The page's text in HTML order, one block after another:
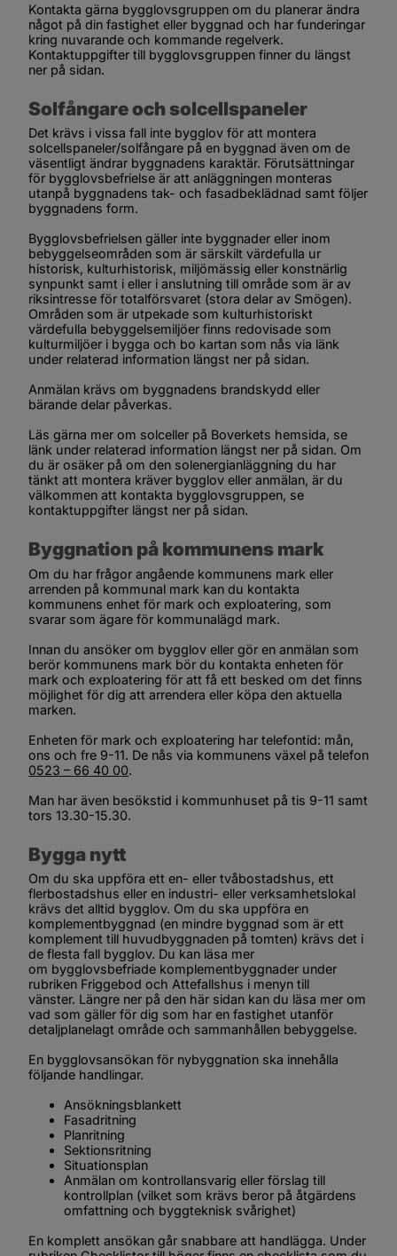
Kontakta gärna bygglovsgruppen om du planerar ändra
något på din fastighet eller byggnad och har funderingar
kring nuvarande och kommande regelverk.
Kontaktuppgifter till bygglovsgruppen finner du längst
ner på sidan.
Solfångare och solcellspaneler
Det krävs i vissa fall inte bygglov för att montera
solcellspaneler/solfångare på en byggnad även om de
väsentligt ändrar byggnadens karaktär. Förutsättningar
för bygglovsbefrielse är att anläggningen monteras
utanpå byggnadens tak- och fasadbeklädnad samt följer
byggnadens form.
Bygglovsbefrielsen gäller inte byggnader eller inom
bebyggelseområden som är särskilt värdefulla ur
historisk, kulturhistorisk, miljömässig eller konstnärlig
synpunkt samt i eller i anslutning till område som är av
riksintresse för totalförsvaret (stora delar av Smögen).
Områden som är utpekade som kulturhistoriskt
kulturmiljöer i bygga och bo kartan som nås via länk
under relaterad information längst ner på sidan.
Anmälan krävs om byggnadens brandskydd eller
bärande delar påverkas.
Läs gärna mer om solceller på Boverkets hemsida, se
länk under relaterad information längst ner på sidan. Om
du är osäker på om den solenergianläggning du har
tänkt att montera kräver bygglov eller anmälan, är du
välkommen att kontakta bygglovsgruppen, se
kontaktuppgifter längst ner på sidan.
Byggnation på kommunens mark
Om du har frågor angående kommunens mark eller
arrenden på kommunal mark kan du kontakta
kommunens enhet för mark och exploatering, som
svarar som ägare för kommunalägd mark.
Innan du ansöker om bygglov eller gör en anmälan som
berör kommunens mark bör du kontakta enheten för
mark och exploatering för att få ett besked om det finns
möjlighet för dig att arrendera eller köpa den aktuella
marken.
Enheten för mark och exploatering har telefontid: mån,
0523 – 66 40 00.
Man har även besökstid i kommunhuset på tis 9-11 samt
tors 13.30-15.30.
Bygga nytt
Om du ska uppföra ett en- eller tvåbostadshus, ett
flerbostadshus eller en industri- eller verksamhetslokal
krävs det alltid bygglov. Om du ska uppföra en
komplementbyggnad (en mindre byggnad som är ett
komplement till huvudbyggnaden på tomten) krävs det i
de flesta fall bygglov. Du kan läsa mer
om bygglovsbefriade komplementbyggnader under
rubriken Friggebod och Attefallshus i menyn till
vänster. Längre ner på den här sidan kan du läsa mer om
vad som gäller för dig som har en fastighet utanför
detaljplanelagt område och sammanhållen bebyggelse.
En bygglovsansökan för nybyggnation ska innehålla
följande handlingar.
Ansökningsblankett
Fasadritning
Planritning
Sektionsritning
Situationsplan
Anmälan om kontrollansvarig eller förslag till
kontrollplan (vilket som krävs beror på åtgärdens
omfattning och byggteknisk svårighet)
En komplett ansökan går snabbare att handlägga. Under